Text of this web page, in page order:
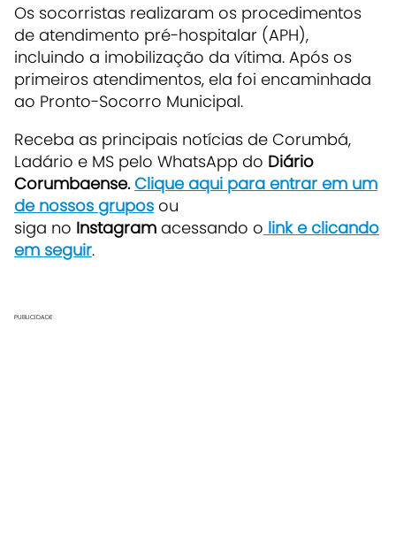
Os socorristas realizaram os procedimentos
de atendimento pré-hospitalar (APH),
incluindo a imobilização da vítima. Após os
primeiros atendimentos, ela foi encaminhada
ao Pronto-Socorro Municipal.
Receba as principais notícias de Corumbá,
Ladário e MS pelo WhatsApp do Diário
Corumbaense.Clique aqui para entrar em um
de nossos grupos ou
siga no Instagram acessando o link e clicando
em seguir.
PUBLICIDADE